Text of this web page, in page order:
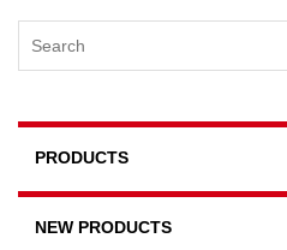
PRODUCTS
NEW PRODUCTS